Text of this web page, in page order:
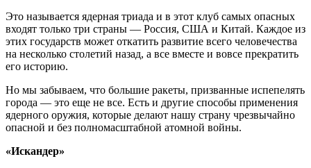
Это называется ядерная триада и в этот клуб самых опасных
входят только три страны — Россия, США и Китай. Каждое из
этих государств может откатить развитие всего человечества
на несколько столетий назад, а все вместе и вовсе прекратить
его историю.
Но мы забываем, что большие ракеты, призванные испепелять
города — это еще не все. Есть и другие способы применения
ядерного оружия, которые делают нашу страну чрезвычайно
опасной и без полномасштабной атомной войны.
«Искандер»